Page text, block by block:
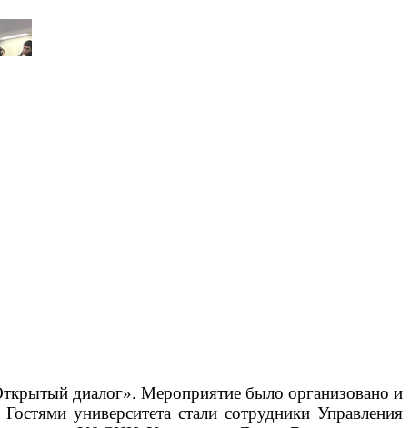
диалог». Мероприятие было организовано и
университета стали сотрудники Управления